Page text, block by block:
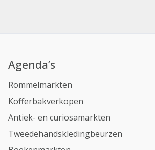
Agenda’s
Rommelmarkten
Kofferbakverkopen
Antiek- en curiosamarkten
Tweedehandskledingbeurzen